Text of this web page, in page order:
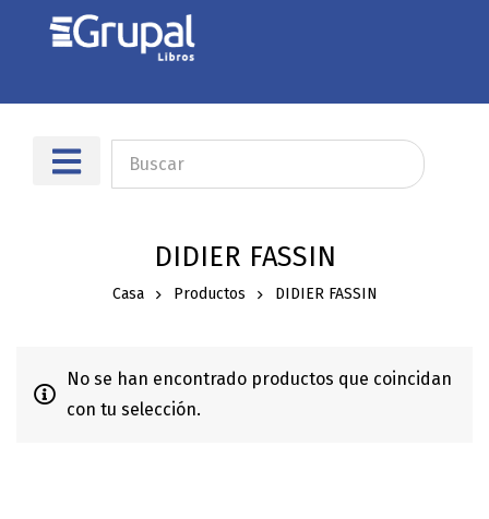
DIDIER FASSIN
Casa Productos DIDIER FASSIN
No se han encontrado productos que coincidan
con tu selección.